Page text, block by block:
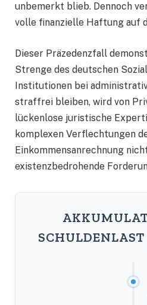
unbemerkt blieb. Dennoch
volle finanzielle Haftung auf
Dieser Präzedenzfall
Strenge des deutschen
Institutionen bei
straffrei bleiben, wird von
lückenlose juristische
komplexen Verflechtungen
Einkommensanrechnung
existenzbedrohende